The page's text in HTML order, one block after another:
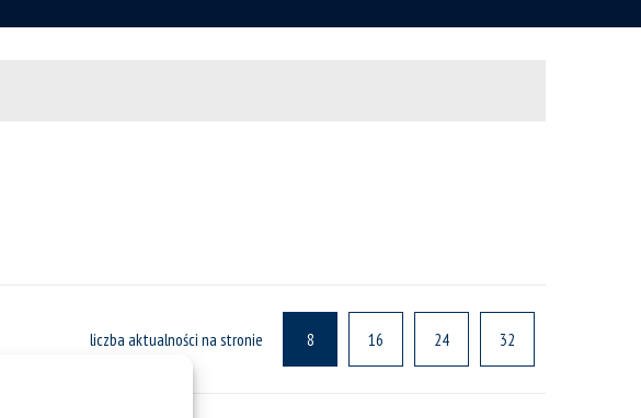
liczba aktualności na stronie 8 16 24 32